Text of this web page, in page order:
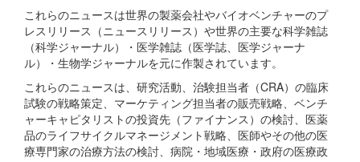
これらのニュースは世界の製薬会社やバイオベンチャーのプ
レスリリース（ニュースリリース）や世界の主要な科学雑誌
（科学ジャーナル）・医学雑誌（医学誌、医学ジャーナ
ル）・生物学ジャーナルを元に作製されています。
これらのニュースは、研究活動、治験担当者（CRA）の臨床
試験の戦略策定、マーケティング担当者の販売戦略、ベンチ
ャーキャピタリストの投資先（ファイナンス）の検討、医薬
品のライフサイクルマネージメント戦略、医師やその他の医
療専門家の治療方法の検討、病院・地域医療・政府の医療政